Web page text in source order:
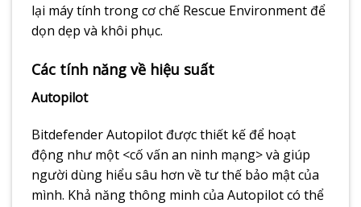
lại máy tính trong cơ chế Rescue Environment để
dọn dẹp và khôi phục.
Các tính năng về hiệu suất
Autopilot
Bitdefender Autopilot được thiết kế để hoạt
động như một <cố vấn an ninh mạng> và giúp
người dùng hiểu sâu hơn về tư thế bảo mật của
mình. Khả năng thông minh của Autopilot có thể